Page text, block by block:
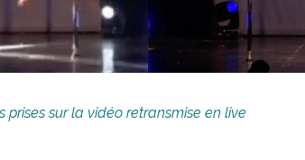
sur la vidéo retransmise en live